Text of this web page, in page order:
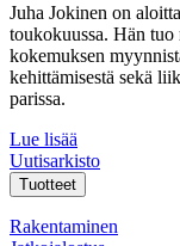
Juha Jokinen on
toukokuussa. Hän
kokemuksen
kehittämisestä sekä
parissa.
Lue lisää
Uutisarkisto
Tuotteet
Rakentaminen